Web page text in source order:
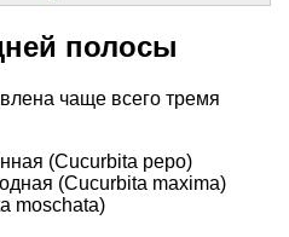
полосы
чаще всего тремя
(Cucurbita pepo)
(Cucurbita maxima)
moschata)